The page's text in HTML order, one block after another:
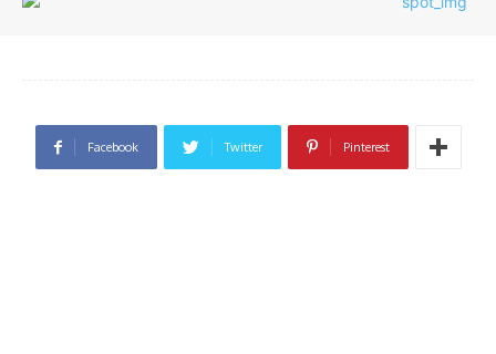
Facebook Twitter Pinterest